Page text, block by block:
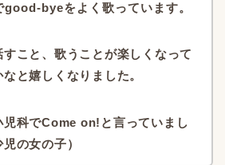
good-byeをよく歌っています。
すこと、歌うことが楽しくなって
なと嬉しくなりました。
児科でCome on!と言っていまし
の女の子）